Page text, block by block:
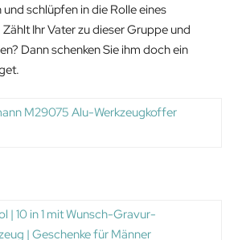
schlüpfen in die Rolle eines
Ihr Vater zu dieser Gruppe und
Dann schenken Sie ihm doch ein